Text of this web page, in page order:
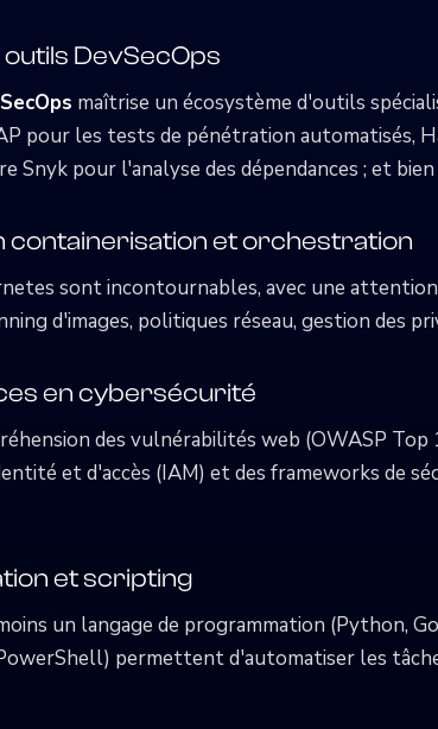
DevSecOps
maîtrise un écosystème d'outils
pour les tests de pénétration automatisés,
Snyk pour l'analyse des dépendances ; et
containerisation et orchestration
sont incontournables, avec une
d'images, politiques réseau, gestion des
en cybersécurité
des vulnérabilités web (OWASP
et d'accès (IAM) et des frameworks de
et scripting
un langage de programmation (Python,
permettent d'automatiser les